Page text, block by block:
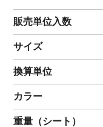
販売単位入数
サイズ
換算単位
カラー
重量（シート ）